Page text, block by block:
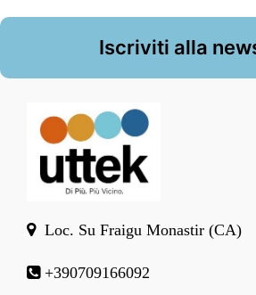
Iscriviti alla
Loc. Su Fraigu Monastir (CA)
+390709166092